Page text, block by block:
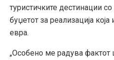
туристичките дестинации
буџетот за реализација
евра.
„Особено ме радува